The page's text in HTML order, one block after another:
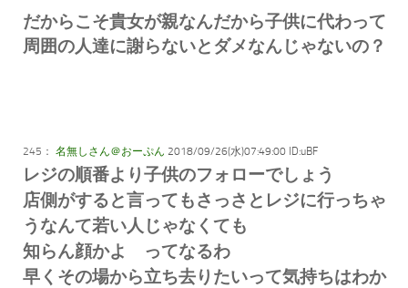
だからこそ貴女が親なんだから子供に代わって
周囲の人達に謝らないとダメなんじゃないの？
245： 名無しさん＠おーぷん 2018/09/26(水)07:49:00 ID:uBF
レジの順番より子供のフォローでしょう
店側がすると言ってもさっさとレジに行っちゃ
うなんて若い人じゃなくても
知らん顔かよ ってなるわ
早くその場から立ち去りたいって気持ちはわか